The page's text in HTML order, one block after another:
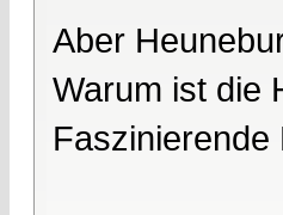
Aber
Warum ist die
Faszinierende